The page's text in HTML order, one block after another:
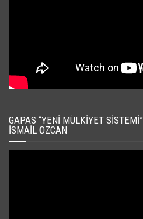
GAPAS “YENI MÜLKIYET
İSMAIL ÖZCAN